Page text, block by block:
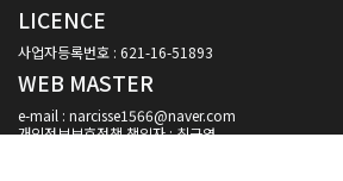
LICENCE
사업자등록번호 : 621-16-51893
WEB MASTER
e-mail : narcisse1566@naver.com
개인정보보호정책 책임자 : 최근영